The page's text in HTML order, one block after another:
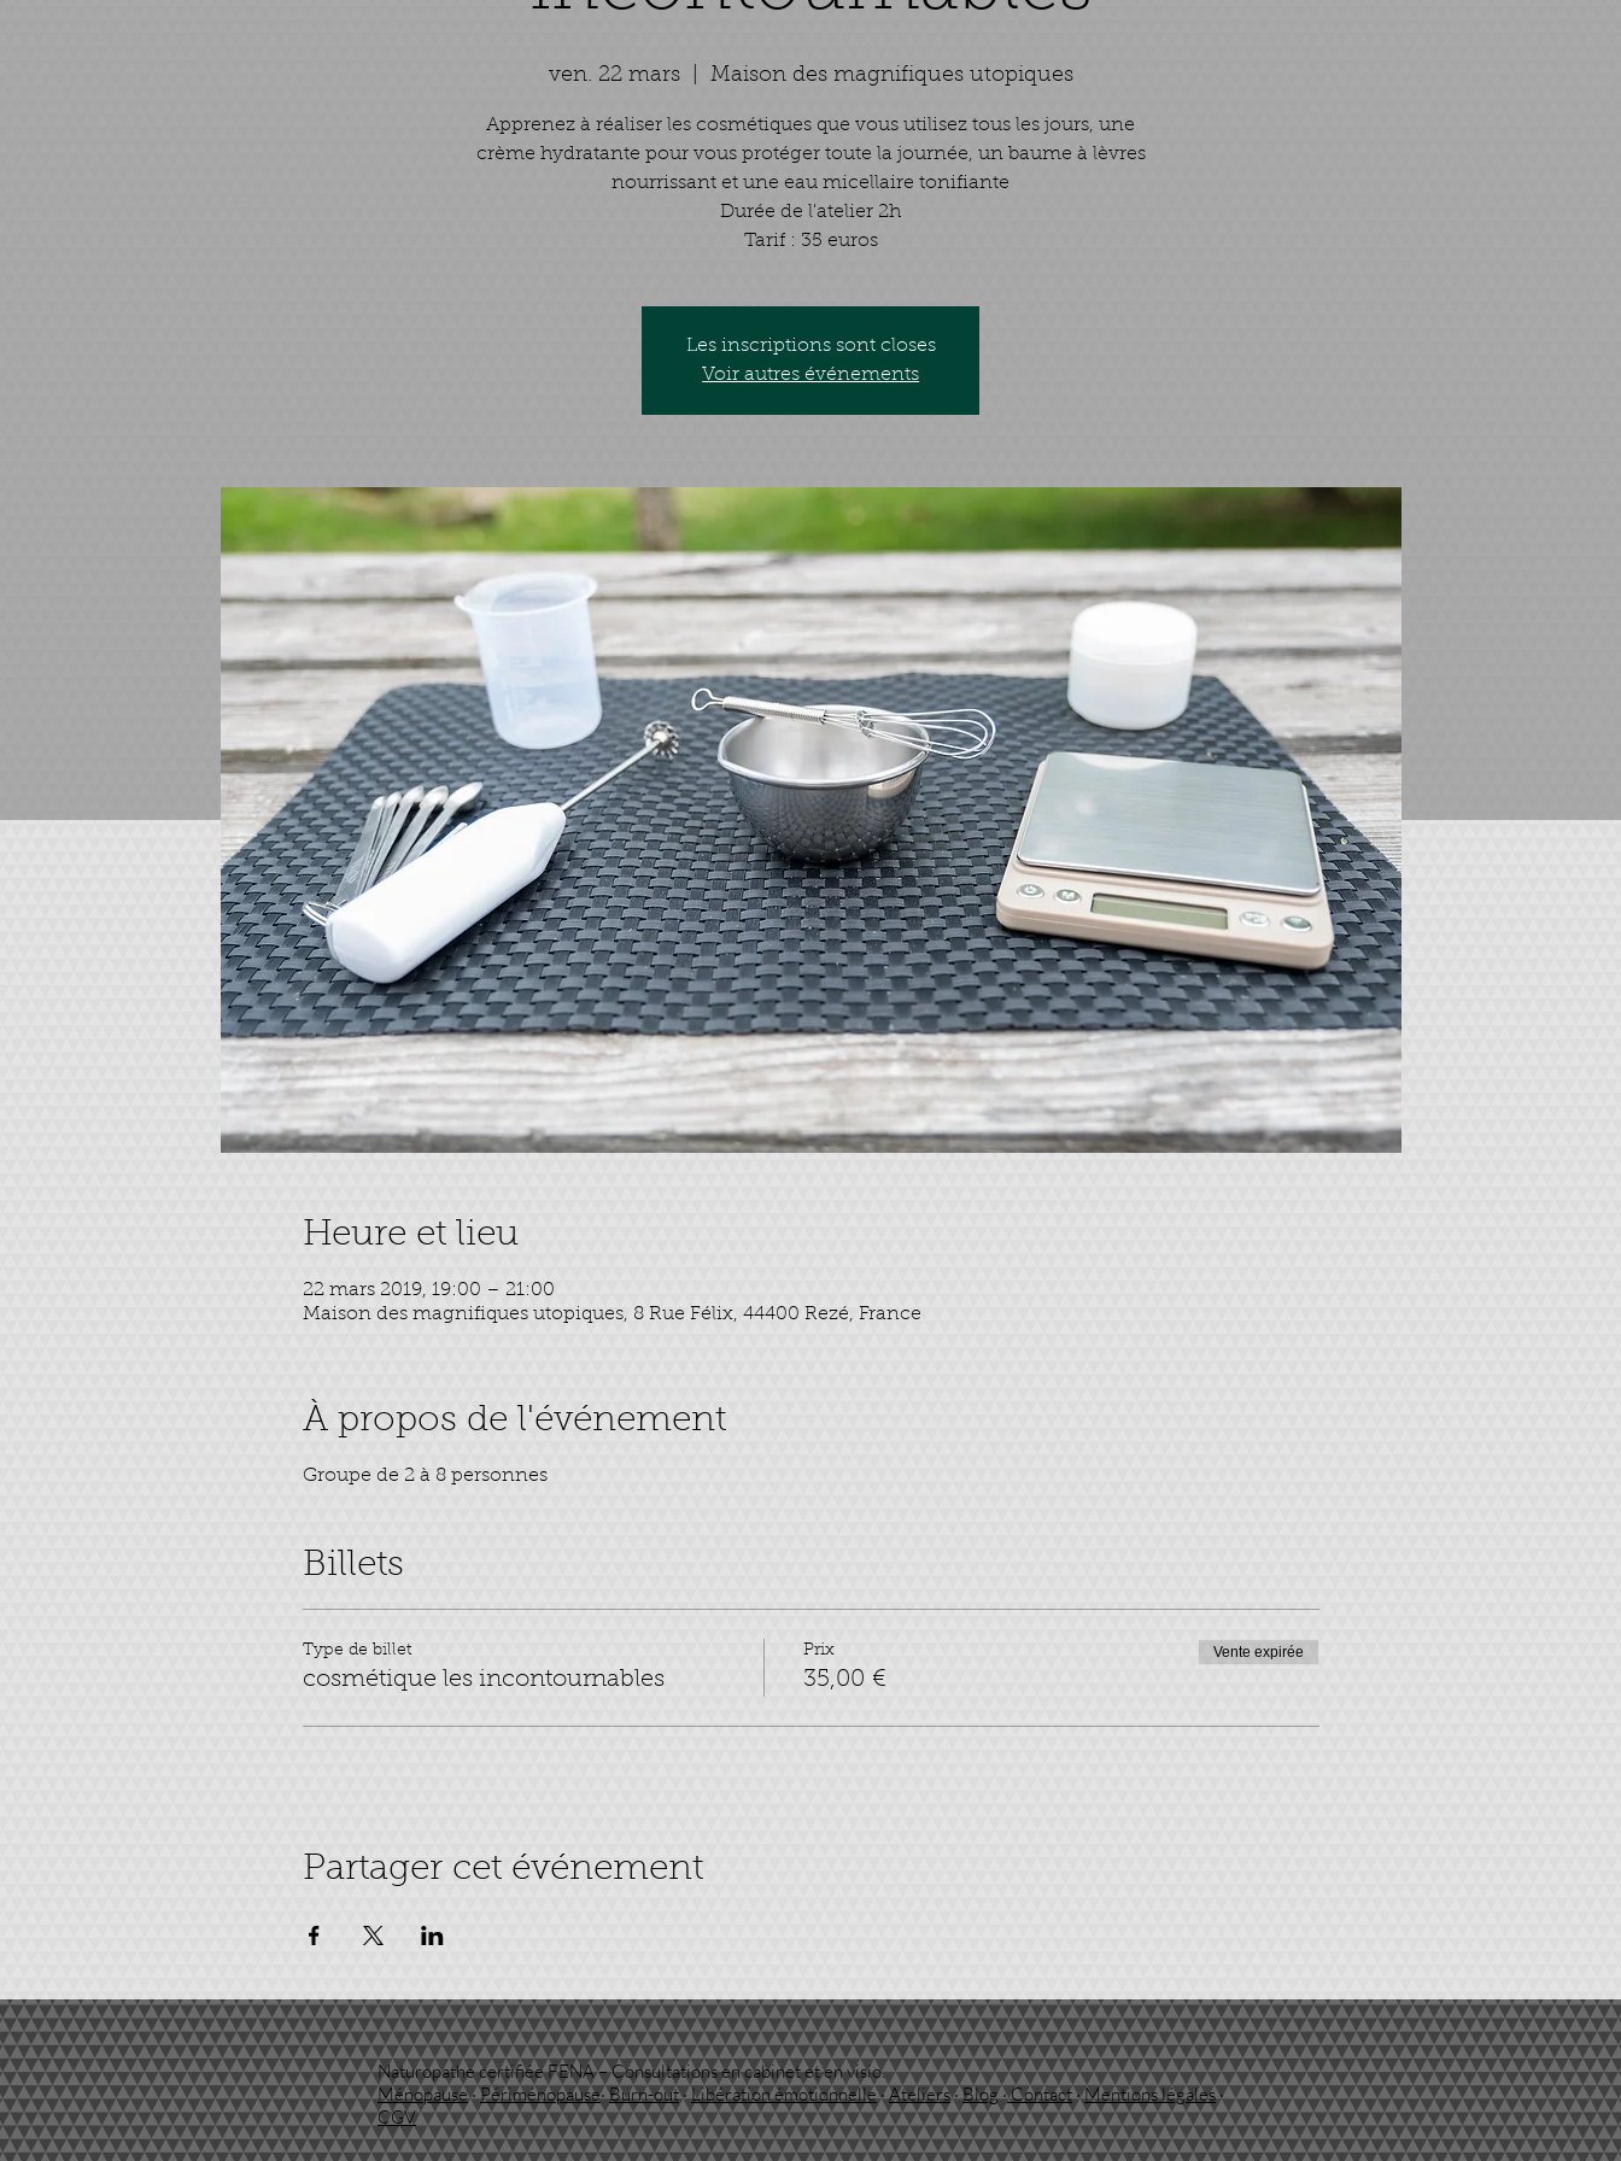
ven. 22 mars
  |
Maison des magnifiques utopiques
Apprenez à réaliser les cosmétiques que vous utilisez tous les jours, une
crème hydratante pour vous protéger toute la journée, un baume à lèvres
nourrissant et une eau micellaire tonifiante
Durée de l'atelier 2h
Tarif : 35 euros
Les inscriptions sont closes
Voir autres événements
Heure et lieu
22 mars 2019, 19:00 – 21:00
Maison des magnifiques utopiques, 8 Rue Félix, 44400 Rezé, France
À propos de l'événement
Groupe de 2 à 8 personnes
Billets
Type de billet
cosmétique les incontournables
Prix
35,00 €
Vente expirée
Partager cet événement
Naturopathe certifiée FENA – Consultations en cabinet et en visio.
Ménopause·Périménopause·Burn-out·Libération émotionnelle·Ateliers·Blog·Contact·Mentions légales·
CGV